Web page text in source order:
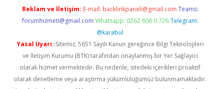
Reklam ve İletişim: E-mail: backlinkpaneli@gmail.com Teams:
forumhizmeti@gmail.com Whatsapp: 0262 606 0 726 Telegram:
@karabul
Yasal Uyarı: Sitemiz, 5651 Sayılı Kanun gereğince Bilgi Teknolojileri
ve İletişim Kurumu (BTK) tarafından onaylanmış bir Yer Sağlayıcı
olarak hizmet vermektedir. Bu nedenle, sitedeki içerikleri proaktif
olarak denetleme veya araştırma yükümlülüğümüz bulunmamaktadır.